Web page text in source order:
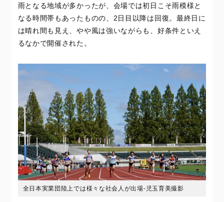
雨となる地域が多かったが、会場では初日こそ雨模様と
なる時間帯もあったものの、2日目以降は回復。最終日に
は晴れ間も見え、やや風は強いながらも、好条件といえ
るなかで開催された。
全日本実業団陸上では様々な社会人が出場-児玉育美撮影